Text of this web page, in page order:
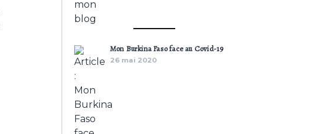
Mon Burkina Faso face au Covid-19
26 mai 2020